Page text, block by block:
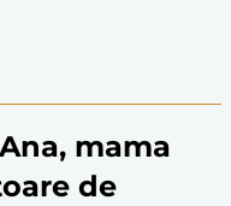
mama
de